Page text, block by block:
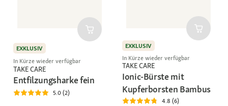
EXKLUSIV
In Kürze wieder verfügbar
TAKE CARE
Entfilzungsharke fein
5.0 (2)
EXKLUSIV
In Kürze wieder verfügbar
TAKE CARE
Ionic-Bürste mit
Kupferborsten Bambus
4.8 (6)